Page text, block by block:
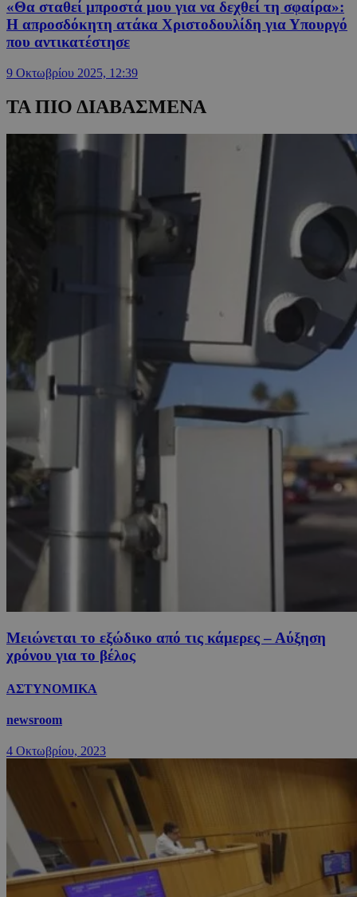
«Θα σταθεί μπροστά μου για να δεχθεί τη σφαίρα»:
Η απροσδόκητη ατάκα Χριστοδουλίδη για Υπουργό
που αντικατέστησε
9 Οκτωβρίου 2025, 12:39
ΤΑ ΠΙΟ ΔΙΑΒΑΣΜΕΝΑ
Μειώνεται το εξώδικο από τις κάμερες – Αύξηση
χρόνου για το βέλος
ΑΣΤΥΝΟΜΙΚΑ
newsroom
4 Οκτωβρίου, 2023